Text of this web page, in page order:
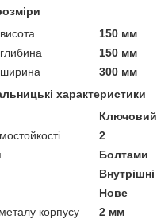
150 мм
150 мм
300 мм
характеристики
Ключовий
2
Болтами
Внутрішні
Нове
корпусу
2 мм